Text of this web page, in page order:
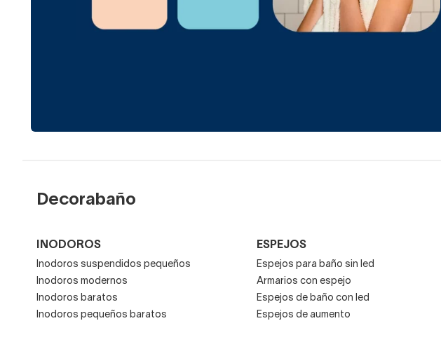
Decorabaño
INODOROS
Inodoros suspendidos pequeños
Inodoros modernos
Inodoros baratos
Inodoros pequeños baratos
ESPEJOS
Espejos para baño sin led
Armarios con espejo
Espejos de baño con led
Espejos de aumento